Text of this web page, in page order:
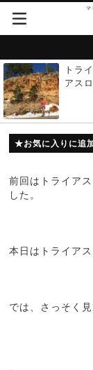
マ
トラ
アスロ
お気に入りに追
前回はトライア
した。
本日はトライア
では、さっそく